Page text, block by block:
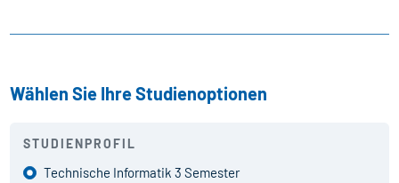
Wählen Sie Ihre Studienoptionen
STUDIENPROFIL
Technische Informatik 3 Semester